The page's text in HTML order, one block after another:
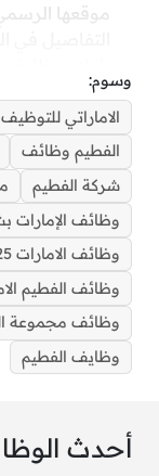
موقعها
التفاصيل في
وسوم:
الاماراتي للتوظيف
الفطيم وظائف
شركة الفطيم
وظائف الإمارات
وظائف الامارات 2025
وظائف الفطيم
وظائف مجموعة
وظايف الفطيم
أحدث